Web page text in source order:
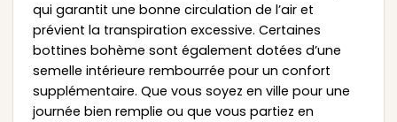
qui garantit une bonne circulation de l’air et
prévient la transpiration excessive. Certaines
bottines bohème sont également dotées d’une
semelle intérieure rembourrée pour un confort
supplémentaire. Que vous soyez en ville pour une
journée bien remplie ou que vous partiez en